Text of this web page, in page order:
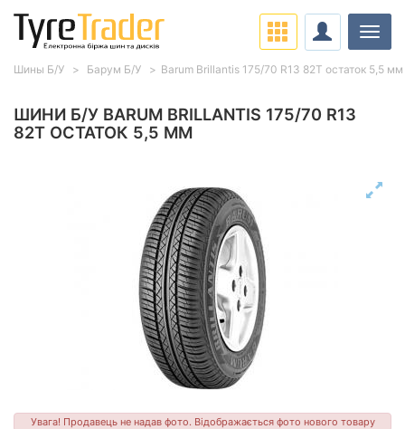
ШИНИ Б/У BARUM BRILLANTIS 175/70 R13
82T ОСТАТОК 5,5 ММ
Увага! Продавець не надав фото. Відображається фото нового товару
Шины Б/У Барум Б/У Barum Brillantis 175/70 R13 82T остаток 5,5 мм